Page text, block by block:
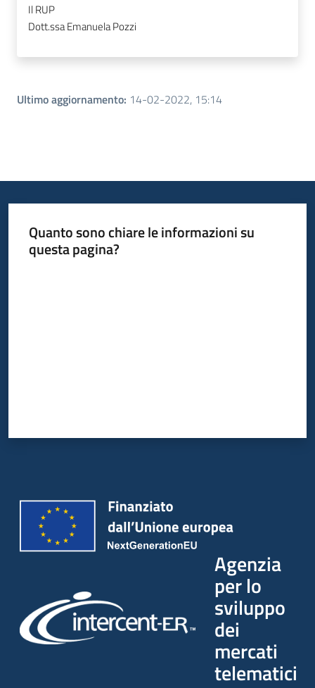
Il RUP
Dott.ssa Emanuela Pozzi
Ultimo aggiornamento: 14-02-2022, 15:14
Quanto sono chiare le informazioni su
questa pagina?
Agenzia
per lo
sviluppo
dei
mercati
telematici